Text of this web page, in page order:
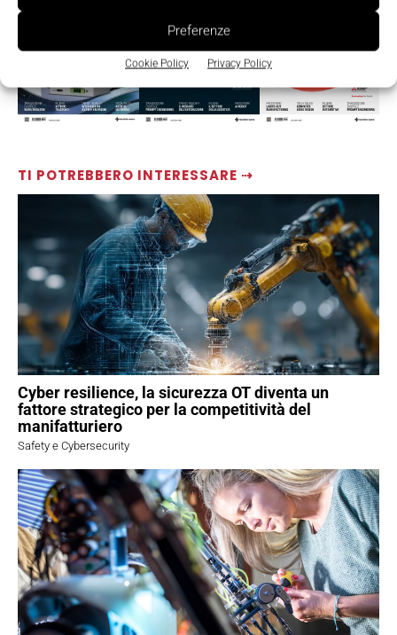
Preferenze
Cookie Policy Privacy Policy
TI POTREBBERO INTERESSARE ⇢
Cyber resilience, la sicurezza OT diventa un
fattore strategico per la competitività del
manifatturiero
Safety e Cybersecurity